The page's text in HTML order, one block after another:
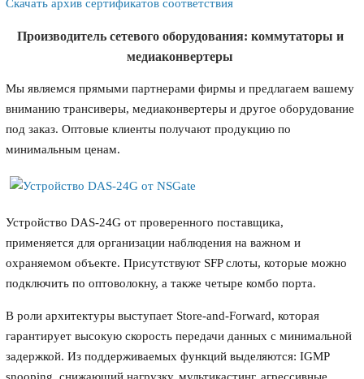
Скачать архив сертификатов соответствия
Производитель сетевого оборудования: коммутаторы и
медиаконвертеры
Мы являемся прямыми партнерами фирмы и предлагаем вашему
вниманию трансиверы, медиаконвертеры и другое оборудование
под заказ. Оптовые клиенты получают продукцию по
минимальным ценам.
Устройство DAS-24G от проверенного поставщика,
применяется для организации наблюдения на важном и
охраняемом объекте. Присутствуют SFP слоты, которые можно
подключить по оптоволокну, а также четыре комбо порта.
В роли архитектуры выступает Store-and-Forward, которая
гарантирует высокую скорость передачи данных с минимальной
задержкой. Из поддерживаемых функций выделяются: IGMP